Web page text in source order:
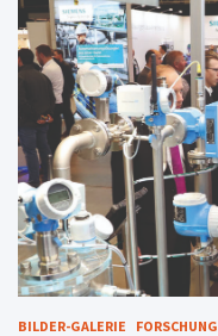
BILDER-GALERIE FORSCHUNG